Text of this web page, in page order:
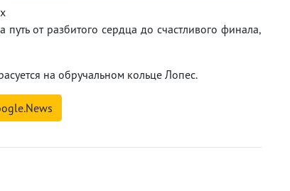
от разбитого сердца до счастливого финала,
на обручальном кольце Лопес.